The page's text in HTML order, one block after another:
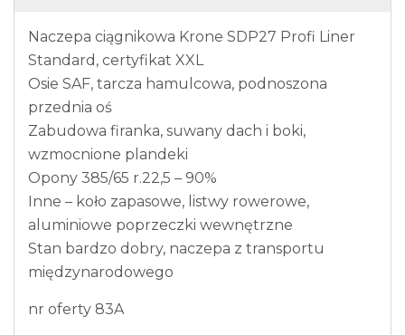
Naczepa ciągnikowa Krone SDP27 Profi Liner
Standard, certyfikat XXL
Osie SAF, tarcza hamulcowa, podnoszona
przednia oś
Zabudowa firanka, suwany dach i boki,
wzmocnione plandeki
Opony 385/65 r.22,5 – 90%
Inne – koło zapasowe, listwy rowerowe,
aluminiowe poprzeczki wewnętrzne
Stan bardzo dobry, naczepa z transportu
międzynarodowego
nr oferty 83A